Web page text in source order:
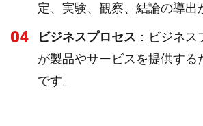
定、実験、観察、結論の導出
04 ビジネスプロセス ：ビジネ
が製品やサービスを提供する
です。